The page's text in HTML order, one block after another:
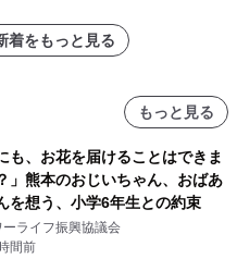
着をもっと見る
もっと見る
も、お花を届けることはできま
」熊本のおじいちゃん、おばあ
を想う、小学6年生との約束
ーライフ振興協議会
間前